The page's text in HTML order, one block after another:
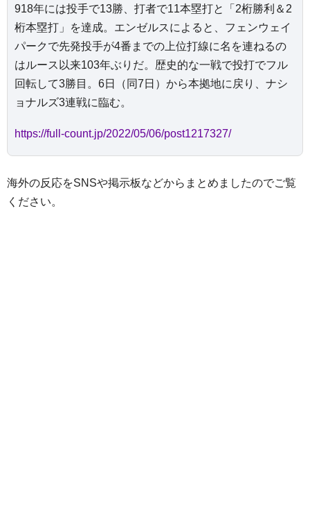
918年には投手で13勝、打者で11本塁打と「2桁勝利＆2
桁本塁打」を達成。エンゼルスによると、フェンウェイ
パークで先発投手が4番までの上位打線に名を連ねるの
はルース以来103年ぶりだ。歴史的な一戦で投打でフル
回転して3勝目。6日（同7日）から本拠地に戻り、ナシ
ョナルズ3連戦に臨む。
https://full-count.jp/2022/05/06/post1217327/
海外の反応をSNSや掲示板などからまとめましたのでご覧
ください。